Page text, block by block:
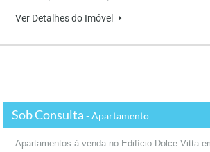
Ver Detalhes do Imóvel
Sob Consulta - Apartamento
Apartamentos à venda no Edifício Dolce Vitta